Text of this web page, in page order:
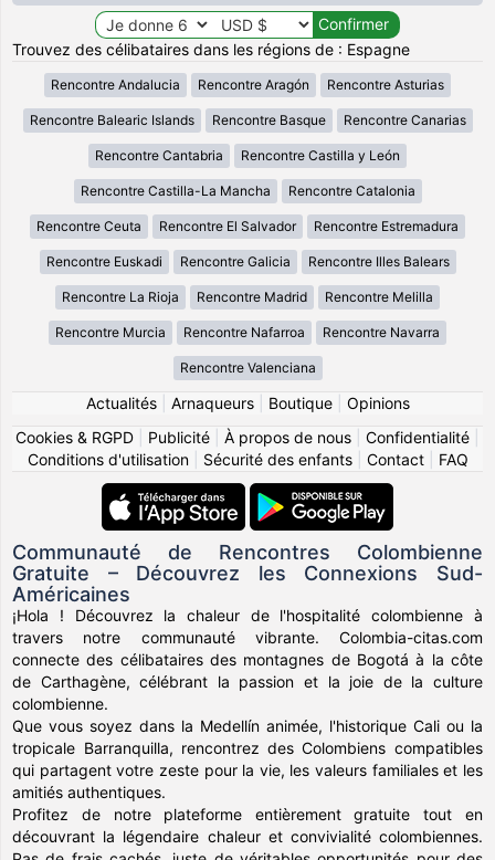
Trouvez des célibataires dans les régions de : Espagne
Rencontre Andalucia Rencontre Aragón Rencontre Asturias
Rencontre Balearic Islands Rencontre Basque Rencontre Canarias
Rencontre Cantabria Rencontre Castilla y León
Rencontre Castilla-La Mancha Rencontre Catalonia
Rencontre Ceuta Rencontre El Salvador Rencontre Estremadura
Rencontre Euskadi Rencontre Galicia Rencontre Illes Balears
Rencontre La Rioja Rencontre Madrid Rencontre Melilla
Rencontre Murcia Rencontre Nafarroa Rencontre Navarra
Rencontre Valenciana
Actualités| Arnaqueurs| Boutique| Opinions
Cookies & RGPD
Publicité À propos de nous Confidentialité
Conditions d'utilisation| Sécurité des enfants| Contact| FAQ
Communauté de Rencontres Colombienne
Gratuite – Découvrez les Connexions Sud-
Américaines
¡Hola ! Découvrez la chaleur de l'hospitalité colombienne à
travers notre communauté vibrante. Colombia-citas.com
connecte des célibataires des montagnes de Bogotá à la côte
de Carthagène, célébrant la passion et la joie de la culture
colombienne.
Que vous soyez dans la Medellín animée, l'historique Cali ou la
tropicale Barranquilla, rencontrez des Colombiens compatibles
qui partagent votre zeste pour la vie, les valeurs familiales et les
amitiés authentiques.
Profitez de notre plateforme entièrement gratuite tout en
découvrant la légendaire chaleur et convivialité colombiennes.